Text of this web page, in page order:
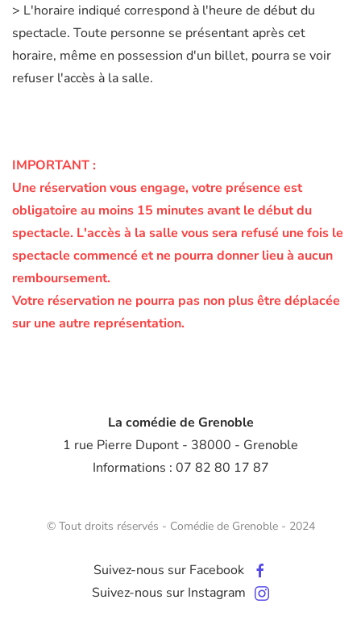
> L'horaire indiqué correspond à l'heure de début du
spectacle. Toute personne se présentant après cet
horaire, même en possession d'un billet, pourra se voir
refuser l'accès à la salle.
IMPORTANT :
Une réservation vous engage, votre présence est
obligatoire au moins 15 minutes avant le début du
spectacle. L'accès à la salle vous sera refusé une fois le
spectacle commencé et ne pourra donner lieu à aucun
remboursement.
Votre réservation ne pourra pas non plus être déplacée
sur une autre représentation.
La comédie de Grenoble
1 rue Pierre Dupont - 38000 - Grenoble
Informations : 07 82 80 17 87
© Tout droits réservés - Comédie de Grenoble - 2024
Suivez-nous sur Facebook
Suivez-nous sur Instagram